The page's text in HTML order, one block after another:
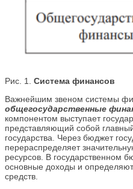
Рис. 1. Система финансов
Важнейшим звеном системы
общегосударственные
компонентом выступает
представляющий собой
государства. Через бюджет
перераспределяет
ресурсов. В государственном
основные доходы и
средств.